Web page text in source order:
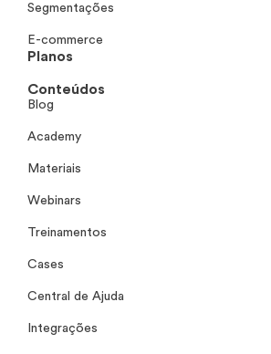
Segmentações
E-commerce
Planos
Conteúdos
Blog
Academy
Materiais
Webinars
Treinamentos
Cases
Central de Ajuda
Integrações